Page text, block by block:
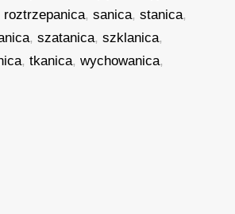
roztrzepanica,sanica,stanica,
,szatanica,szklanica,
,tkanica,wychowanica,